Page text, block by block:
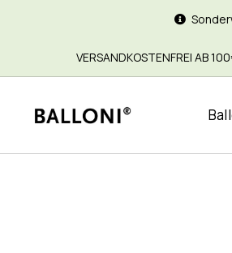
VERSANDKOSTENFREI AB